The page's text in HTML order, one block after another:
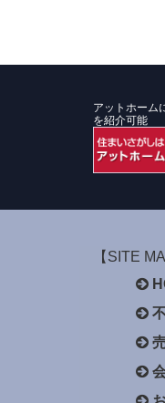
アットホーム
を紹介可能
【SITE